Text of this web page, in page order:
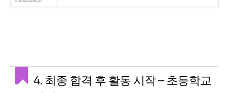
4. 최종 합격 후 활동 시작 – 초등학교